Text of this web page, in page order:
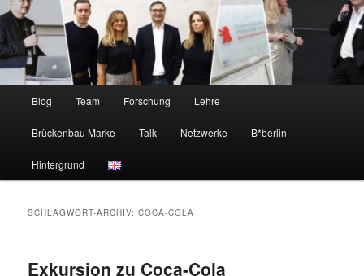
Blog Team Forschung Lehre
Brückenbau Marke Talk Netzwerke B*berlin
Hintergrund
SCHLAGWORT-ARCHIV:COCA-COLA
Exkursion zu Coca-Cola